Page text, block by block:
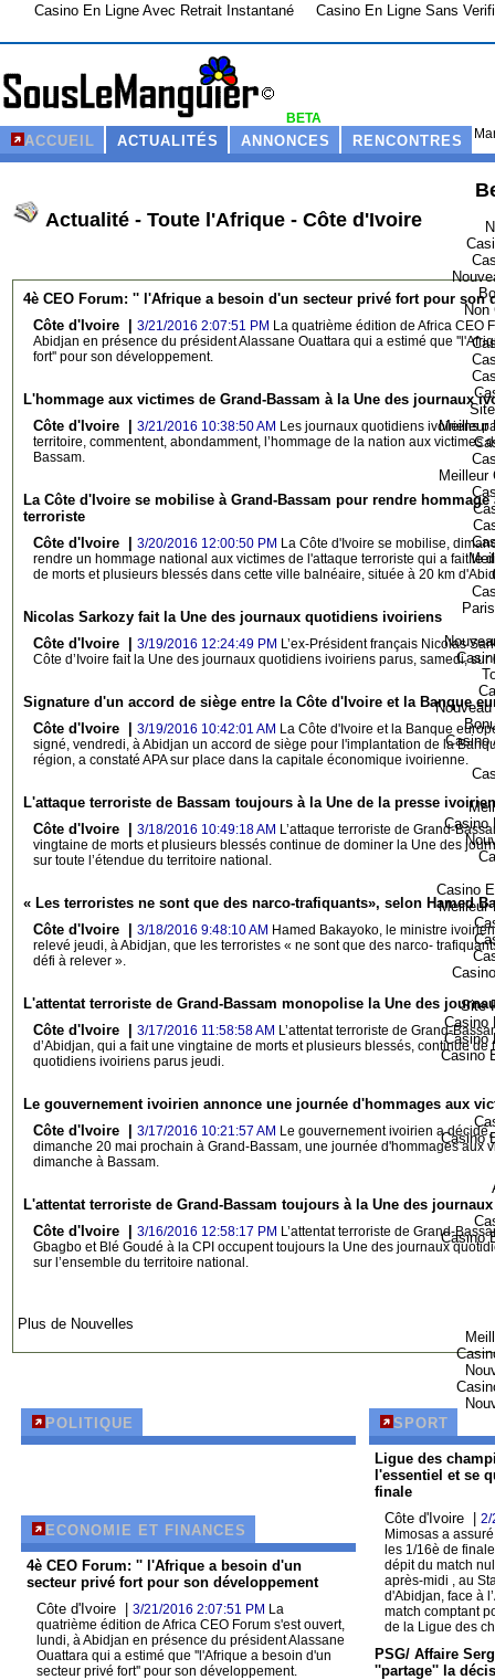
Casino En Ligne Avec Retrait Instantané Casino En Ligne Sans
BETA
ACCUEIL ACTUALITÉS ANNONCES RENCONTRES
Meilleur
Meilleur
Casino
Casino
Casino
Meilleur
Site
Casino
Casino
Casino
Casino
Casino
Actualité - Toute l'Afrique - Côte d'Ivoire
4è CEO Forum: '' l'Afrique a besoin d'un secteur privé fort pour son
Côte d'Ivoire | 3/21/2016 2:07:51 PM La quatrième édition de Africa CEO
Abidjan en présence du président Alassane Ouattara qui a estimé que
fort'' pour son développement.
L'hommage aux victimes de Grand-Bassam à la Une des journaux
Côte d'Ivoire | 3/21/2016 10:38:50 AM Les journaux quotidiens ivoiriens
territoire, commentent, abondamment, l’hommage de la nation aux victimes
Bassam.
La Côte d'Ivoire se mobilise à Grand-Bassam pour rendre
terroriste
Côte d'Ivoire | 3/20/2016 12:00:50 PM La Côte d'Ivoire se mobilise,
rendre un hommage national aux victimes de l'attaque terroriste qui a fait le
de morts et plusieurs blessés dans cette ville balnéaire, située à 20 km
Nicolas Sarkozy fait la Une des journaux quotidiens ivoiriens
Côte d'Ivoire | 3/19/2016 12:24:49 PM L’ex-Président français Nicolas
Côte d’Ivoire fait la Une des journaux quotidiens ivoiriens parus, samedi,
Signature d'un accord de siège entre la Côte d'Ivoire et la Banque
Côte d'Ivoire | 3/19/2016 10:42:01 AM La Côte d'Ivoire et la Banque
signé, vendredi, à Abidjan un accord de siège pour l'implantation de la
région, a constaté APA sur place dans la capitale économique ivoirienne.
L'attaque terroriste de Bassam toujours à la Une de la presse
Côte d'Ivoire | 3/18/2016 10:49:18 AM L’attaque terroriste de Grand-
vingtaine de morts et plusieurs blessés continue de dominer la Une des
sur toute l’étendue du territoire national.
« Les terroristes ne sont que des narco-trafiquants», selon Hamed
Côte d'Ivoire | 3/18/2016 9:48:10 AM Hamed Bakayoko, le ministre
relevé jeudi, à Abidjan, que les terroristes « ne sont que des narco-
défi à relever ».
L'attentat terroriste de Grand-Bassam monopolise la Une des
Côte d'Ivoire | 3/17/2016 11:58:58 AM L’attentat terroriste de Grand-
d’Abidjan, qui a fait une vingtaine de morts et plusieurs blessés, continue
quotidiens ivoiriens parus jeudi.
Le gouvernement ivoirien annonce une journée d'hommages aux
Côte d'Ivoire | 3/17/2016 10:21:57 AM Le gouvernement ivoirien a
dimanche 20 mai prochain à Grand-Bassam, une journée d'hommages aux
dimanche à Bassam.
L'attentat terroriste de Grand-Bassam toujours à la Une des
Côte d'Ivoire | 3/16/2016 12:58:17 PM L’attentat terroriste de Grand-
Gbagbo et Blé Goudé à la CPI occupent toujours la Une des journaux
sur l’ensemble du territoire national.
Plus de Nouvelles
POLITIQUE
ECONOMIE ET FINANCES
4è CEO Forum: '' l'Afrique a besoin d'un
secteur privé fort pour son développement
Côte d'Ivoire | 3/21/2016 2:07:51 PM La
quatrième édition de Africa CEO Forum s'est ouvert,
lundi, à Abidjan en présence du président Alassane
Ouattara qui a estimé que ''l'Afrique a besoin d'un
secteur privé fort'' pour son développement.
SPORT
Ligue des
l'essentiel et se
finale
Côte d'Ivoire | 2/
Mimosas a
les 1/16è de
dépit du match
après-midi , au
d'Abidjan, face à
match comptant
de la Ligue des
PSG/ Affaire
''partage'' la